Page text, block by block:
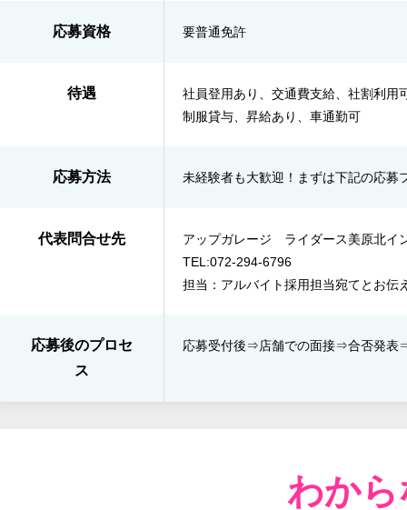
応募資格 要普通免許
待遇
社員登用あり、交通費支給、社割利用
制服貸与、昇給あり、車通勤可
応募方法 未経験者も大歓迎！まずは下記の応募
代表問合せ先
アップガレージ ライダース美原北イ
TEL:072-294-6796
担当：アルバイト採用担当宛てとお伝
応募後のプロセ
ス
応募受付後⇒​店舗での面接⇒​合否発表​
わか